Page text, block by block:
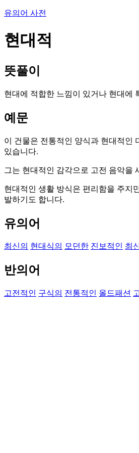
유의어 사전
현대적
뜻풀이
현대에 적합한 느낌이 있거나 현대에
예문
이 건물은 전통적인 양식과 현대적인
있습니다.
그는 현대적인 감각으로 고전 음악을
현대적인 생활 방식은 편리함을 주지
발하기도 합니다.
유의어
최신의 현대식의 모던한 진보적인 최
반의어
고전적인 구식의 전통적인 올드패션